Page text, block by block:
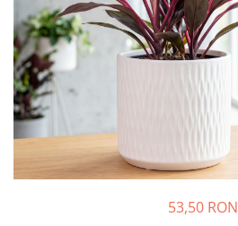
Bulbi de Echinacea
Bulbi de Frezie
Bulbi de Fritillaria
Bulbi de Gaillardia (Kokarda)
Bulbi de Gladiole
Bulbi de Irisi - Stanjenel
Bulbi de Lalele
Păr - Pyrus communis
Smochini - Ficus carica
Viță de Vie - Vitis
Zmeur - Rubus
53,50 RON